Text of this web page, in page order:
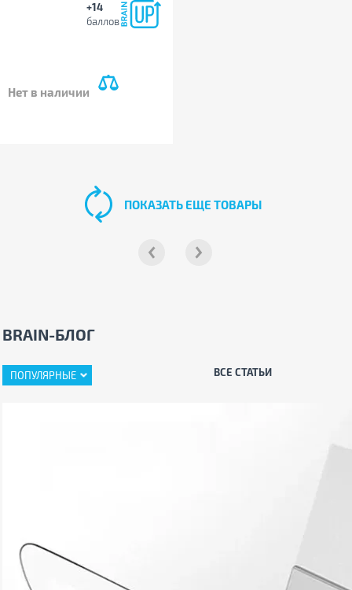
+14
баллов
Нет в наличии
ПОКАЗАТЬ ЕЩЕ ТОВАРЫ
BRAIN-БЛОГ
ПОПУЛЯРНЫЕ ВСЕ СТАТЬИ